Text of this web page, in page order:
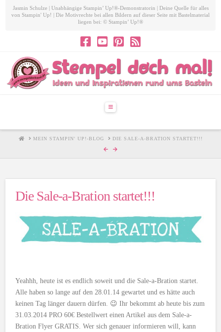
Jasmin Schulze | Unabhängige Stampin’ Up!®-Demonstratorin | Deine Quelle für alles
von Stampin' Up! | Die Motivrechte bei allen Bildern auf dieser Seite mit Bastelmaterial
liegen bei: © Stampin’ Up!®
Navigation
HOMEMEIN STAMPIN' UP!-BLOG DIE SALE-A-BRATION STARTET!!!
Die Sale-a-Bration startet!!!
Yeahhh, heute ist es endlich soweit und die Sale-a-Bration startet.
Alle haben so lange auf den 28.01.14 gewartet und es hätte auch
keinen Tag länger dauern dürfen. 😉 Ihr bekommt ab heute bis zum
31.03.2014 PRO 60€ Bestellwert einen Artikel aus dem Sale-a-
Bration Flyer GRATIS. Wer sich genauer informieren will, kann